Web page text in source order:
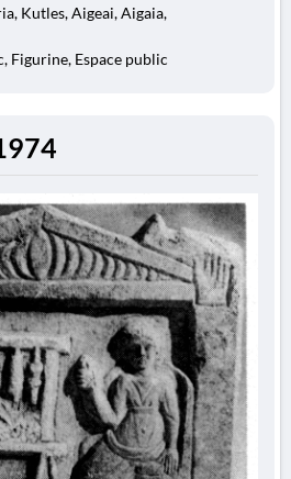
Kutles, Aigeai, Aigaia,
Figurine, Espace public